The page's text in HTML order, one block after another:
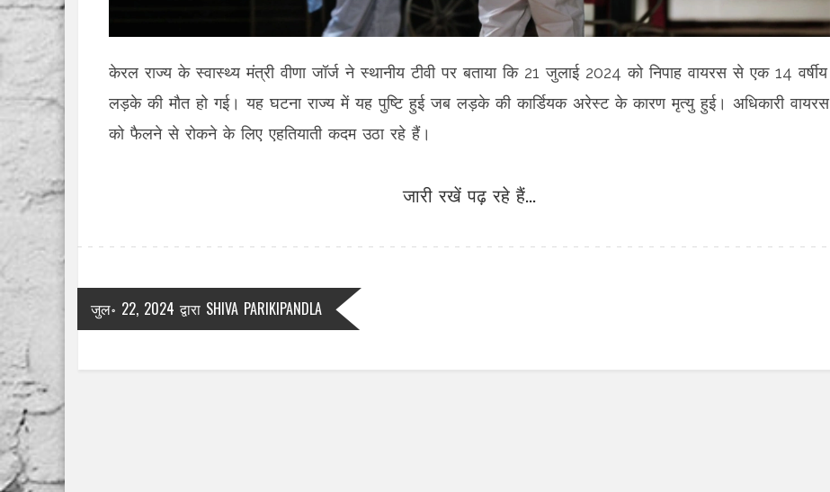
केरल राज्य के स्वास्थ्य मंत्री वीणा जॉर्ज ने स्थानीय टीवी पर बताया कि 21 जुलाई 2024 को निपाह वायरस से एक 14 वर्षीय
लड़के की मौत हो गई। यह घटना राज्य में यह पुष्टि हुई जब लड़के की कार्डियक अरेस्ट के कारण मृत्यु हुई। अधिकारी वायरस
को फैलने से रोकने के लिए एहतियाती कदम उठा रहे हैं।
जारी रखें पढ़ रहे हैं...
जुल॰ 22, 2024 द्वारा SHIVA PARIKIPANDLA